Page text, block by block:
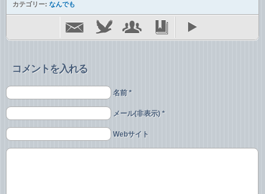
カテゴリー: なんでも
コメントを入れる
名前 *
メール(非表示) *
Webサイト